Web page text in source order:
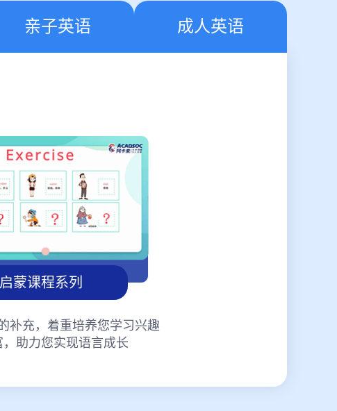
亲子英语 成人英语
启蒙课程系列
补充，着重培养您学习兴趣
，助力您实现语言成长